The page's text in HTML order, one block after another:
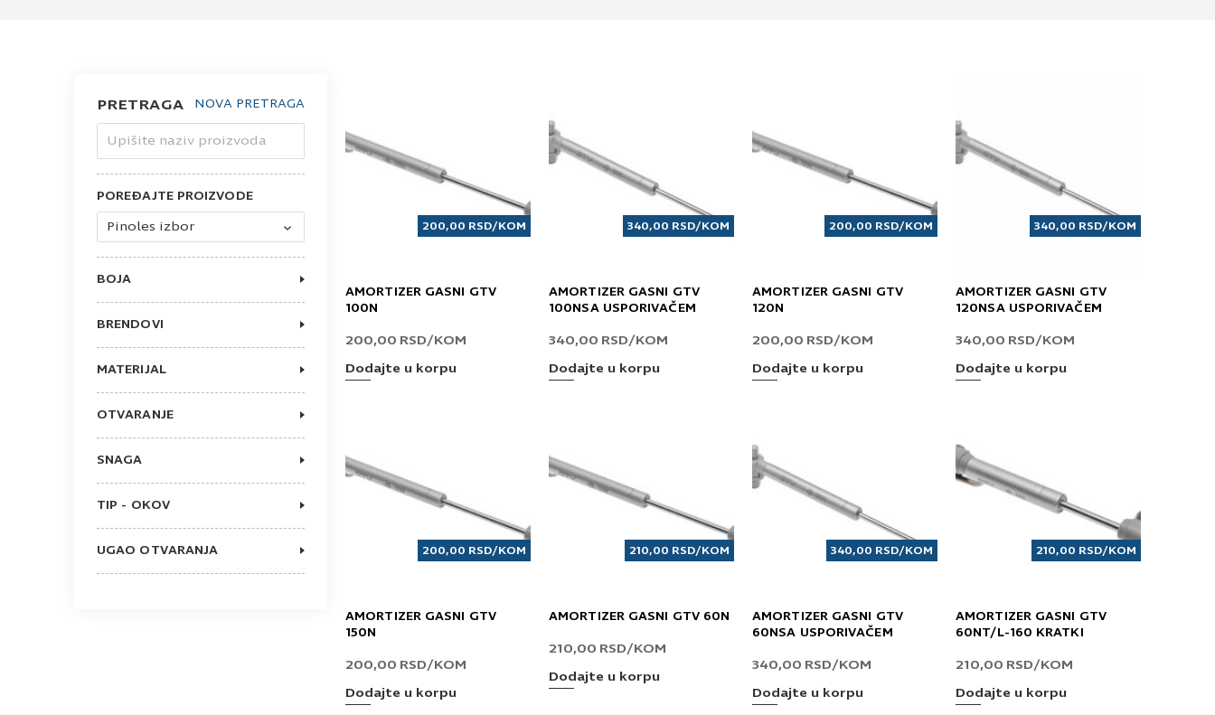
200,00 RSD/KOM
AMORTIZER GASNI GTV
100N
200,00 RSD/KOM
Dodajte u korpu
340,00 RSD/KOM
AMORTIZER GASNI GTV
100NSA USPORIVAČEM
340,00 RSD/KOM
Dodajte u korpu
200,00 RSD/KOM
AMORTIZER GASNI GTV
120N
200,00 RSD/KOM
Dodajte u korpu
340,00 RSD/KOM
AMORTIZER GASNI GTV
120NSA USPORIVAČEM
340,00 RSD/KOM
Dodajte u korpu
200,00 RSD/KOM
AMORTIZER GASNI GTV
150N
200,00 RSD/KOM
Dodajte u korpu
210,00 RSD/KOM
AMORTIZER GASNI GTV 60N
210,00 RSD/KOM
Dodajte u korpu
340,00 RSD/KOM
AMORTIZER GASNI GTV
60NSA USPORIVAČEM
340,00 RSD/KOM
Dodajte u korpu
210,00 RSD/KOM
AMORTIZER GASNI GTV
60NT/L-160 KRATKI
210,00 RSD/KOM
Dodajte u korpu
PRETRAGA NOVA PRETRAGA
Upišite naziv proizvoda
POREĐAJTE PROIZVODE
Pinoles izbor
BOJA
BRENDOVI
MATERIJAL
OTVARANJE
SNAGA
120
TIP - OKOV
UGAO OTVARANJA